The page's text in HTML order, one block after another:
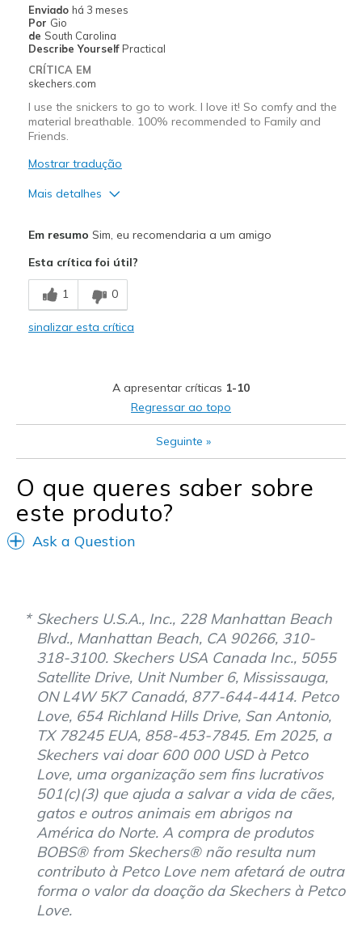
Going Out
Special Occasions
Travel
Width
Feels true to width
View On Shoes
Enviado há 3 meses
Por Gio
de South Carolina
Describe Yourself Practical
CRÍTICA EM
skechers.com
I use the snickers to go to work. I love it! So comfy and the
material breathable. 100% recommended to Family and
Friends.
Mostrar tradução
Mais detalhes
Breathe Well
Comfortable
Less forever
To work
Width
Feels true to width
Sizing
Feels true to size
Em resumo Sim, eu recomendaria a um amigo
Esta crítica foi útil?
1 0
sinalizar esta crítica
A apresentar críticas 1-10
Regressar ao topo
Seguinte »
O que queres saber sobre
este produto?
Ask a Question
Skechers U.S.A., Inc., 228 Manhattan Beach
Blvd., Manhattan Beach, CA 90266, 310-
318-3100. Skechers USA Canada Inc., 5055
Satellite Drive, Unit Number 6, Mississauga,
ON L4W 5K7 Canadá, 877-644-4414. Petco
Love, 654 Richland Hills Drive, San Antonio,
TX 78245 EUA, 858-453-7845. Em 2025, a
Skechers vai doar 600 000 USD à Petco
Love, uma organização sem fins lucrativos
501(c)(3) que ajuda a salvar a vida de cães,
gatos e outros animais em abrigos na
América do Norte. A compra de produtos
BOBS® from Skechers® não resulta num
contributo à Petco Love nem afetará de outra
forma o valor da doação da Skechers à Petco
Love.